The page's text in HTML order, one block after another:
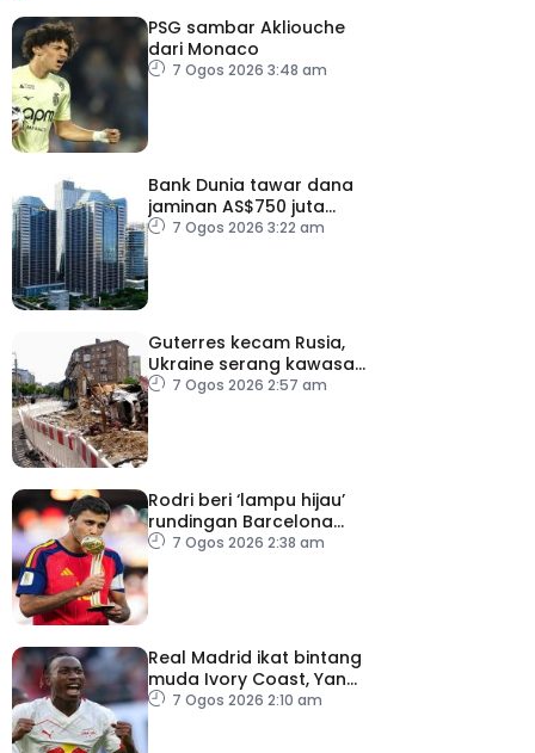
PSG sambar Akliouche
dari Monaco
7 Ogos 2026 3:48 am
Bank Dunia tawar dana
jaminan AS$750 juta
kepada Indonesia bantu
7 Ogos 2026 3:22 am
Guterres kecam Rusia,
Ukraine serang kawasan
awam7 Ogos 2026 2:57 am
Rodri beri ‘lampu hijau’
rundingan Barcelona
dengan Man City
7 Ogos 2026 2:38 am
Real Madrid ikat bintang
muda Ivory Coast, Yan
Diomande
7 Ogos 2026 2:10 am